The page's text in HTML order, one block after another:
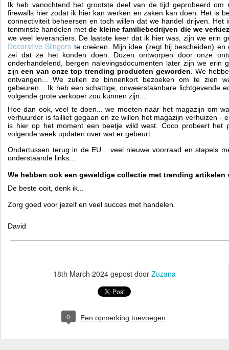
Ik heb vanochtend het grootste deel van de tijd geprobeerd
firewalls hier zodat ik hier kan werken en zaken kan doen. Het is
connectiviteit beheersen en toch willen dat we handel drijven. Het
tenminste handelen met de kleine familiebedrijven die we
we veel leveranciers. De laatste keer dat ik hier was, zijn we erin
Decorative Slingers te creëren. Mijn idee (zegt hij bescheiden)
zei dat ze het konden doen. Dozen ontworpen door onze
onderhandelend, bergen nalevingsdocumenten later zijn we erin
zijn een van onze top trending producten geworden . We
ontvangen... We zullen ze binnenkort bezoeken om te zien
gebeuren... Ik heb een schattige, onweerstaanbare lichtgevende
volgende grote verkoper zou kunnen zijn...
Hoe dan ook, veel te doen... we moeten naar het magazijn om
verhuurder is failliet gegaan en ze willen het magazijn verhuizen -
is hier op het moment een beetje wild west. Coco probeert het
volgende week updaten over wat er gebeurt
Ondertussen terug in de EU... veel nieuwe voorraad en stapels
onderstaande links...
We hebben ook een geweldige collectie met trending
De beste ooit, denk ik...
Zorg goed voor jezelf en veel succes met handelen.
David
18th March 2024 gepost door Zuzana
0 Een opmerking toevoegen